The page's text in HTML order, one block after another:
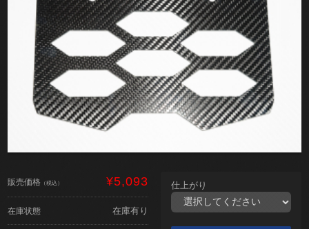
販売価格 （税込） ¥5,093
在庫状態 在庫有り
仕上がり